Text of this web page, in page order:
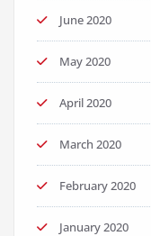
June 2020
May 2020
April 2020
March 2020
February 2020
January 2020